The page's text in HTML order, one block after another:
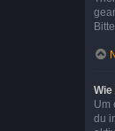
Um
du